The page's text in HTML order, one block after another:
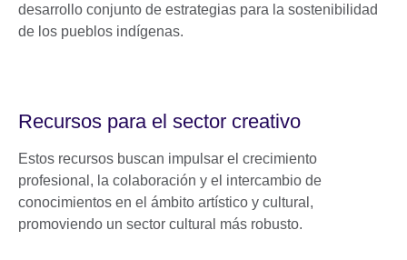
desarrollo conjunto de estrategias para la sostenibilidad
de los pueblos indígenas.
Recursos para el sector creativo
Estos recursos buscan impulsar el crecimiento
profesional, la colaboración y el intercambio de
conocimientos en el ámbito artístico y cultural,
promoviendo un sector cultural más robusto.